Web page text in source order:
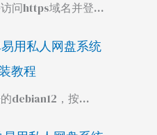
问https域名并登…
用私人网盘系统
教程
debian12，按…